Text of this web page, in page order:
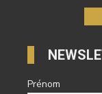
Prénom